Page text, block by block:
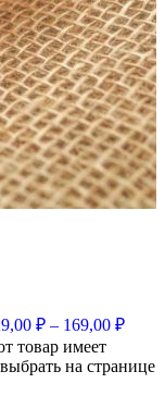
₽ – 169,00 ₽
товар имеет
на странице